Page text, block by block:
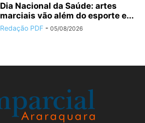
Dia Nacional da Saúde: artes
marciais vão além do esporte e...
Redação PDF - 05/08/2026